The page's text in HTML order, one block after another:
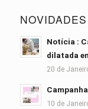
NOVIDADES
Notícia :
dilatada
20 de
10 de